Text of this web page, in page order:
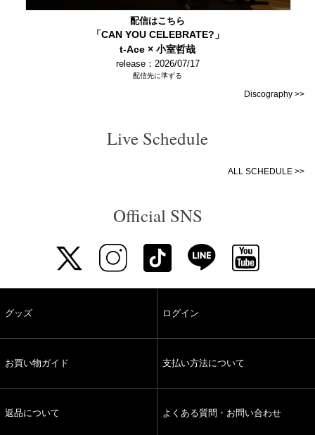
配信はこちら
「CAN YOU CELEBRATE?」
t-Ace × 小室哲哉
release：2026/07/17
配信先に準ずる
Discography >>
Live Schedule
ALL SCHEDULE >>
Official SNS
グッズ ログイン
お買い物ガイド 支払い方法について
返品について よくある質問・お問い合わせ